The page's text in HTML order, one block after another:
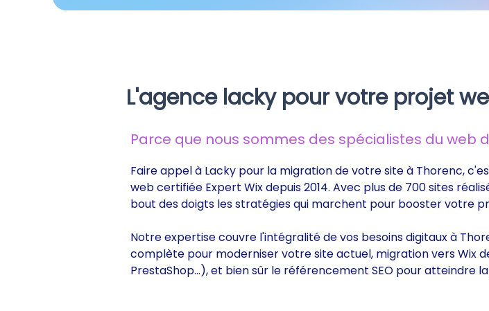
L'agence lacky pour votre projet
Parce que nous sommes des spécialistes du web
Faire appel à Lacky pour la migration de votre site à Thorenc,
web certifiée Expert Wix depuis 2014. Avec plus de 700 sites
bout des doigts les stratégies qui marchent pour booster votre
Notre expertise couvre l'intégralité de vos besoins digitaux à
complète pour moderniser votre site actuel, migration vers Wix
PrestaShop...), et bien sûr le référencement SEO pour atteindre